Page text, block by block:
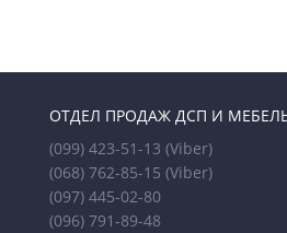
ОТДЕЛ ПРОДАЖ ДСП И
(099) 423-51-13 (Viber)
(068) 762-85-15 (Viber)
(097) 445-02-80
(096) 791-89-48